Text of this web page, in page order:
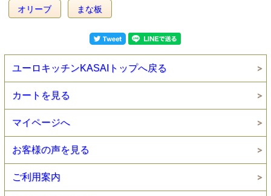
オリーブ まな板
ユーロキッチンKASAIトップへ戻る
カートを見る
マイページへ
お客様の声を見る
ご利用案内